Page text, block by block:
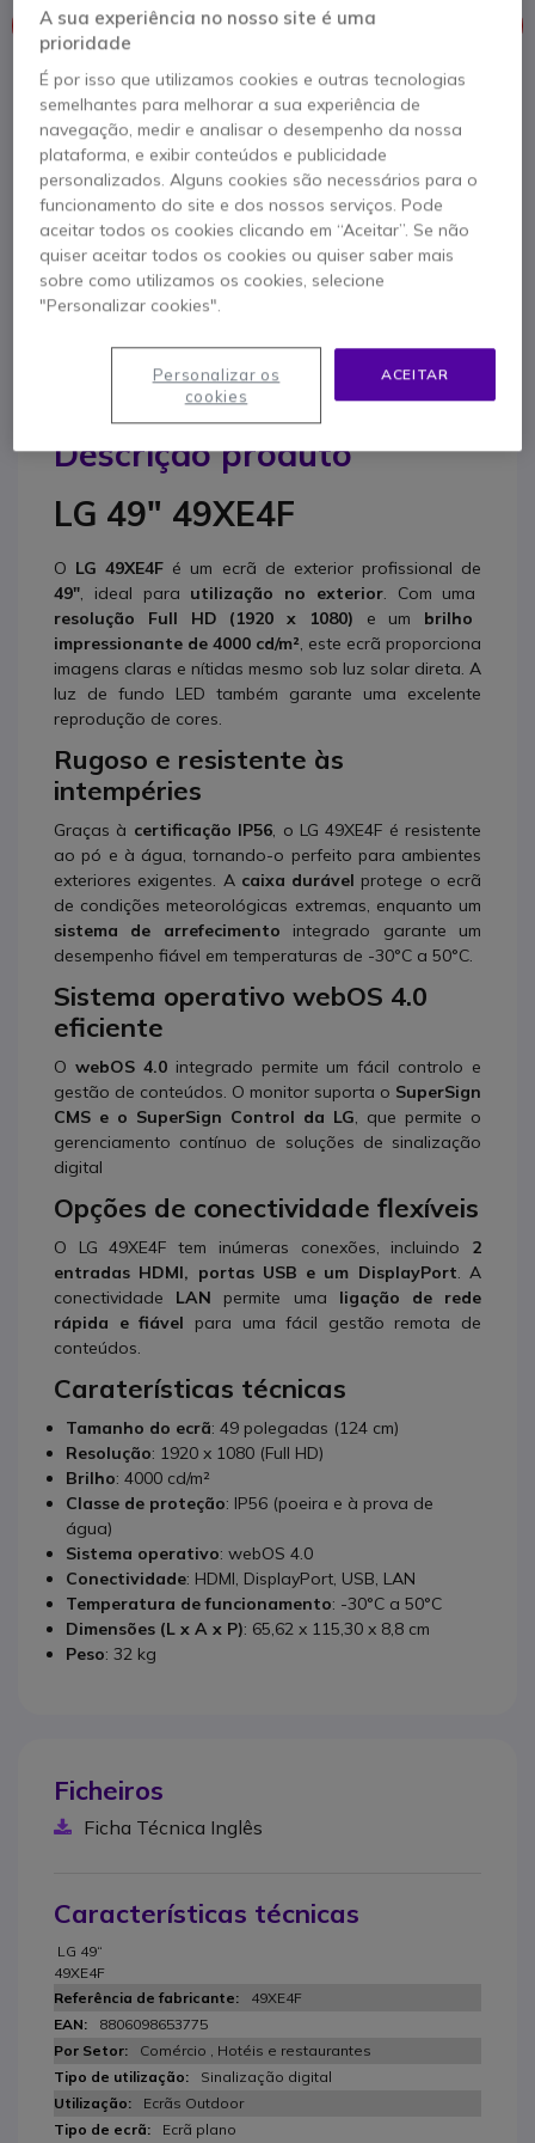
Este produto já não é fabricado
Para melhor satisfazer as suas necessidades, apresentamos
uma lista de produtos similares
Ver produtos similares
Contacte os nossos peritos - Linha gratuita
800 780 300
F.A.Q Live Chat
Descrição produto
LG 49" 49XE4F
O LG 49XE4F é um ecrã de exterior profissional de
49", ideal para utilização no exterior. Com uma
resolução Full HD (1920 x 1080) e um brilho
impressionante de 4000 cd/m², este ecrã proporciona
imagens claras e nítidas mesmo sob luz solar direta. A
luz de fundo LED também garante uma excelente
reprodução de cores.
Rugoso e resistente às
intempéries
Graças à certificação IP56, o LG 49XE4F é resistente
ao pó e à água, tornando-o perfeito para ambientes
exteriores exigentes. A caixa durável protege o ecrã
de condições meteorológicas extremas, enquanto um
sistema de arrefecimento integrado garante um
desempenho fiável em temperaturas de -30°C a 50°C.
Sistema operativo webOS 4.0
eficiente
O webOS 4.0integrado permite um fácil controlo e
gestão de conteúdos. O monitor suporta o SuperSign
CMS e o SuperSign Control da LG, que permite o
gerenciamento contínuo de soluções de sinalização
digital
Opções de conectividade flexíveis
O LG 49XE4F tem inúmeras conexões, incluindo 2
entradas HDMI, portas USB e um DisplayPort. A
conectividade LANpermite uma ligação de rede
rápida e fiável para uma fácil gestão remota de
conteúdos.
Caraterísticas técnicas
Tamanho do ecrã: 49 polegadas (124 cm)
Resolução: 1920 x 1080 (Full HD)
Brilho: 4000 cd/m²
Classe de proteção: IP56 (poeira e à prova de
água)
Sistema operativo: webOS 4.0
Conectividade: HDMI, DisplayPort, USB, LAN
Temperatura de funcionamento: -30°C a 50°C
Dimensões (L x A x P): 65,62 x 115,30 x 8,8 cm
Peso: 32 kg
Ficheiros
Ficha Técnica Inglês
Características técnicas
LG 49“
49XE4F
49XE4F
8806098653775
Comércio , Hotéis e restaurantes
Sinalização digital
Ecrãs Outdoor
Ecrã plano
A sua experiência no nosso site é uma
prioridade
É por isso que utilizamos cookies e outras tecnologias
semelhantes para melhorar a sua experiência de
navegação, medir e analisar o desempenho da nossa
plataforma, e exibir conteúdos e publicidade
personalizados. Alguns cookies são necessários para o
funcionamento do site e dos nossos serviços. Pode
aceitar todos os cookies clicando em “Aceitar”. Se não
quiser aceitar todos os cookies ou quiser saber mais
sobre como utilizamos os cookies, selecione
"Personalizar cookies".
ACEITAR
Personalizar os
cookies